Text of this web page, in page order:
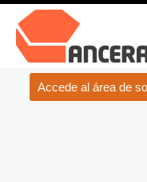
Accede al área de